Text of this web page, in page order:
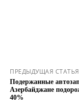
ПРЕДЫДУЩАЯ СТАТЬЯ
Подержанные
Азербайджане
40%